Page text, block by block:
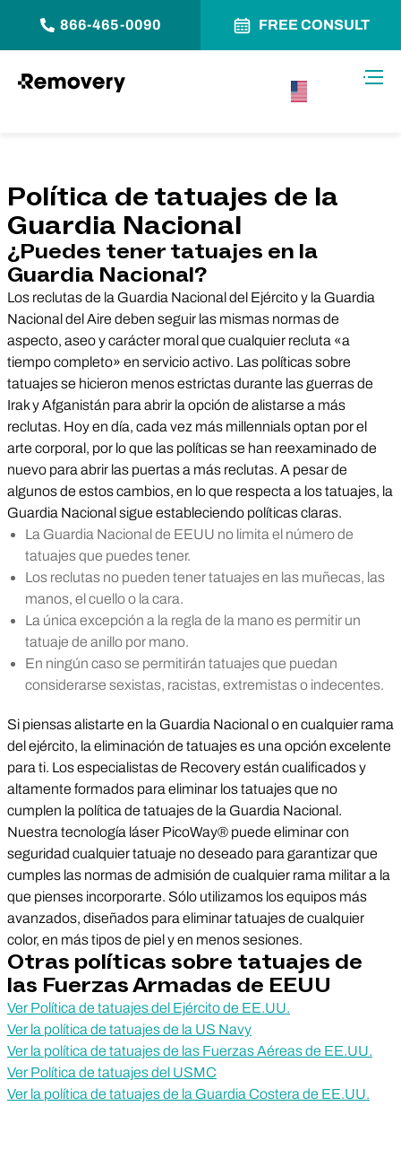
866-465-0090 FREE CONSULT
Política de tatuajes de la
Guardia Nacional
¿Puedes tener tatuajes en la
Guardia Nacional?
Los reclutas de la Guardia Nacional del Ejército y la Guardia
Nacional del Aire deben seguir las mismas normas de
aspecto, aseo y carácter moral que cualquier recluta «a
tiempo completo» en servicio activo. Las políticas sobre
tatuajes se hicieron menos estrictas durante las guerras de
Irak y Afganistán para abrir la opción de alistarse a más
reclutas. Hoy en día, cada vez más millennials optan por el
arte corporal, por lo que las políticas se han reexaminado de
nuevo para abrir las puertas a más reclutas. A pesar de
algunos de estos cambios, en lo que respecta a los tatuajes, la
Guardia Nacional sigue estableciendo políticas claras.
La Guardia Nacional de EEUU no limita el número de
tatuajes que puedes tener.
Los reclutas no pueden tener tatuajes en las muñecas, las
manos, el cuello o la cara.
La única excepción a la regla de la mano es permitir un
tatuaje de anillo por mano.
En ningún caso se permitirán tatuajes que puedan
considerarse sexistas, racistas, extremistas o indecentes.
Si piensas alistarte en la Guardia Nacional o en cualquier rama
del ejército, la eliminación de tatuajes es una opción excelente
para ti. Los especialistas de Recovery están cualificados y
altamente formados para eliminar los tatuajes que no
cumplen la política de tatuajes de la Guardia Nacional.
Nuestra tecnología láser PicoWay® puede eliminar con
seguridad cualquier tatuaje no deseado para garantizar que
cumples las normas de admisión de cualquier rama militar a la
que pienses incorporarte. Sólo utilizamos los equipos más
avanzados, diseñados para eliminar tatuajes de cualquier
color, en más tipos de piel y en menos sesiones.
Otras políticas sobre tatuajes de
las Fuerzas Armadas de EEUU
Ver Política de tatuajes del Ejército de EE.UU.
Ver la política de tatuajes de la US Navy
Ver la política de tatuajes de las Fuerzas Aéreas de EE.UU.
Ver Política de tatuajes del USMC
Ver la política de tatuajes de la Guardia Costera de EE.UU.